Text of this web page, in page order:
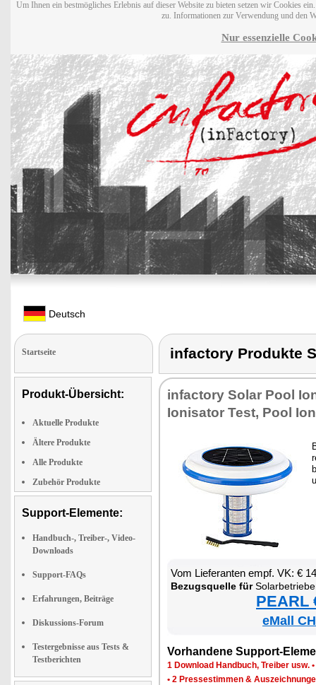
Um Ihnen ein bestmögliches Erlebnis auf dieser Website zu bieten setzen wir Cookies
zu. Informationen zur Verwendung und den
Nur essenzielle
Deutsch
Startseite
Produkt-Übersicht:
Aktuelle Produkte
Ältere Produkte
Alle Produkte
Zubehör Produkte
Support-Elemente:
Handbuch-, Treiber-, Video-
Downloads
Support-FAQs
Erfahrungen, Beiträge
Diskussions-Forum
Testergebnisse aus Tests &
Testberichten
infactory Produkte
in­fac­to­ry So­lar Pool
Io­ni­sa­tor Test, Pool
Vom Lie­fe­ran­ten empf. VK: €
Be­zugs­quel­le für
PEARL
eMall
Vor­han­de­ne Sup­port-
1 Down­load Hand­buch, Trei­ber usw. •
• 2 Pres­se­stim­men &